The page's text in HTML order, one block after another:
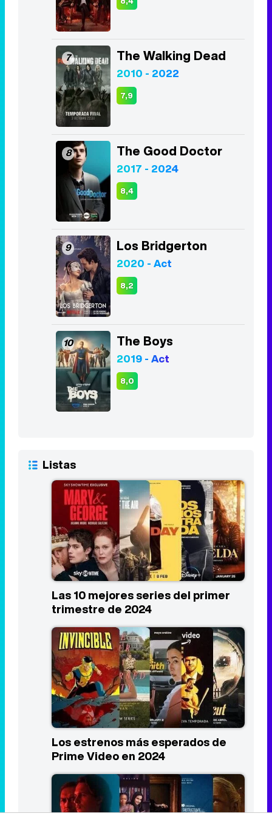
7,9
8 The Good Doctor
2017 - 2024
8,4
9 Los Bridgerton
2020 - Act
8,2
10 The Boys
2019 - Act
8,0
Listas
Las 10 mejores series del primer
trimestre de 2024
Los estrenos más esperados de
Prime Video en 2024
Los estrenos más esperados de